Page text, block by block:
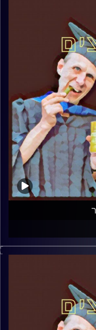
עם פרופסור בועז בן-